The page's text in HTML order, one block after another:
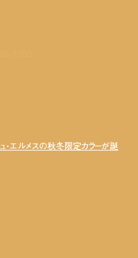
・エルメスの秋冬限定カラーが誕